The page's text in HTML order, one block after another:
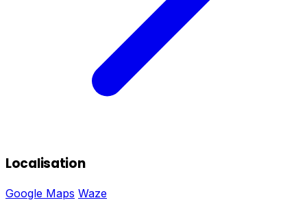
Localisation
Google Maps Waze